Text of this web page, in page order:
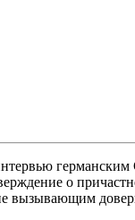
о
вызывающим